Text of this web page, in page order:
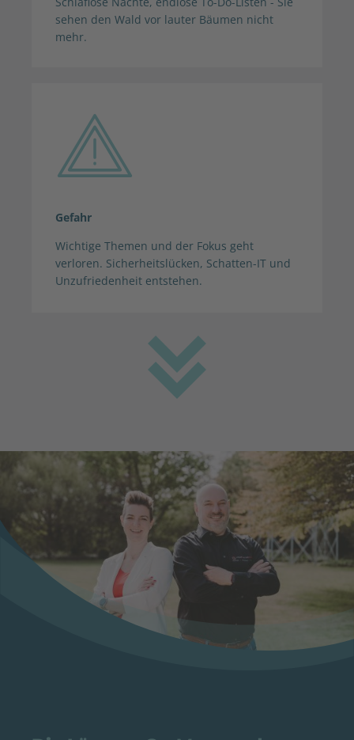
sehen den Wald vor lauter Bäumen nicht
mehr.
Gefahr
Wichtige Themen und der Fokus geht
verloren. Sicherheitslücken, Schatten-IT und
Unzufriedenheit entstehen.